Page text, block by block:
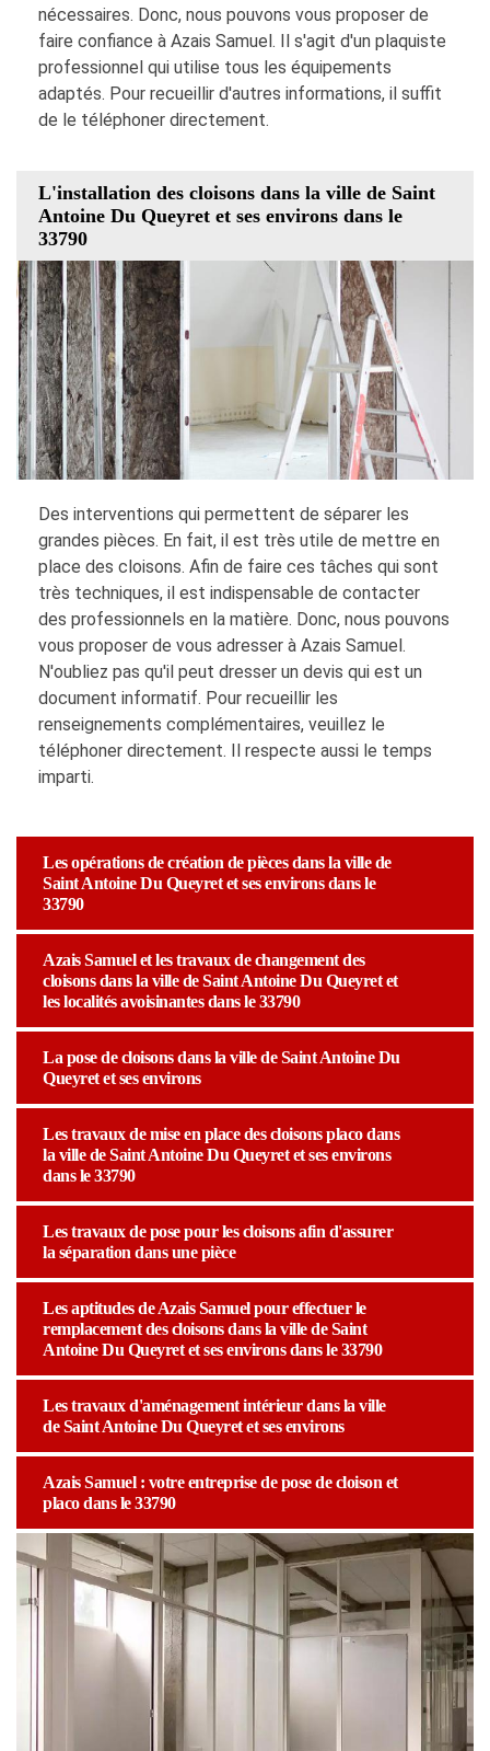
nécessaires. Donc, nous pouvons vous proposer de
faire confiance à Azais Samuel. Il s'agit d'un plaquiste
professionnel qui utilise tous les équipements
adaptés. Pour recueillir d'autres informations, il suffit
de le téléphoner directement.
L'installation des cloisons dans la ville de Saint
Antoine Du Queyret et ses environs dans le
33790
Des interventions qui permettent de séparer les
grandes pièces. En fait, il est très utile de mettre en
place des cloisons. Afin de faire ces tâches qui sont
très techniques, il est indispensable de contacter
des professionnels en la matière. Donc, nous pouvons
vous proposer de vous adresser à Azais Samuel.
N'oubliez pas qu'il peut dresser un devis qui est un
document informatif. Pour recueillir les
renseignements complémentaires, veuillez le
téléphoner directement. Il respecte aussi le temps
imparti.
Les opérations de création de pièces dans la ville de
Saint Antoine Du Queyret et ses environs dans le
33790
Azais Samuel et les travaux de changement des
cloisons dans la ville de Saint Antoine Du Queyret et
les localités avoisinantes dans le 33790
La pose de cloisons dans la ville de Saint Antoine Du
Queyret et ses environs
Les travaux de mise en place des cloisons placo dans
la ville de Saint Antoine Du Queyret et ses environs
dans le 33790
Les travaux de pose pour les cloisons afin d'assurer
la séparation dans une pièce
Les aptitudes de Azais Samuel pour effectuer le
remplacement des cloisons dans la ville de Saint
Antoine Du Queyret et ses environs dans le 33790
Les travaux d'aménagement intérieur dans la ville
de Saint Antoine Du Queyret et ses environs
Azais Samuel : votre entreprise de pose de cloison et
placo dans le 33790